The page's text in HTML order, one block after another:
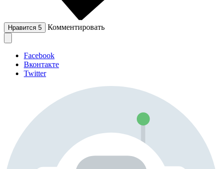
Нравится 5 Комментировать
Facebook
Вконтакте
Twitter